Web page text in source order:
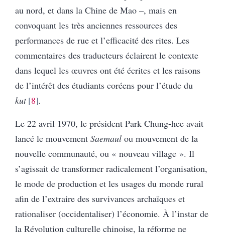
au nord, et dans la Chine de Mao –, mais en
convoquant les très anciennes ressources des
performances de rue et l’efficacité des rites. Les
commentaires des traducteurs éclairent le contexte
dans lequel les œuvres ont été écrites et les raisons
de l’intérêt des étudiants coréens pour l’étude du
kut 8 .
Le 22 avril 1970, le président Park Chung-hee avait
lancé le mouvement Saemaul ou mouvement de la
nouvelle communauté, ou « nouveau village ». Il
s’agissait de transformer radicalement l’organisation,
le mode de production et les usages du monde rural
afin de l’extraire des survivances archaïques et
rationaliser (occidentaliser) l’économie. À l’instar de
la Révolution culturelle chinoise, la réforme ne